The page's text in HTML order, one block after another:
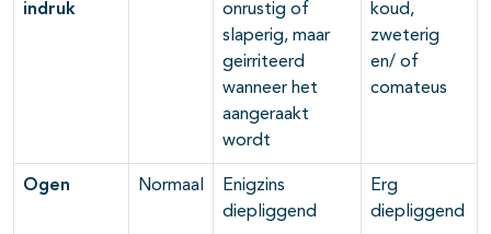
indruk
onrustig of
slaperig, maar
geirriteerd
wanneer het
aangeraakt
wordt
koud,
zweterig
en/ of
comateus
Ogen Normaal
Enigzins
diepliggend
Erg
diepliggend